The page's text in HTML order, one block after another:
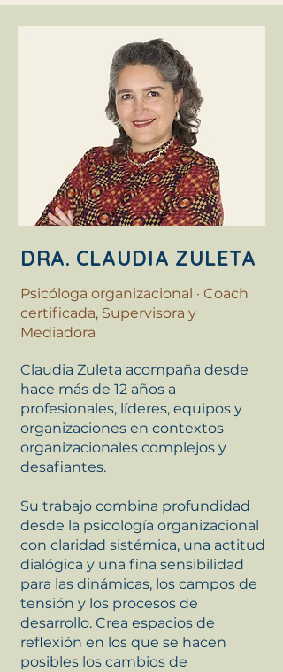
DRA. CLAUDIA ZULETA
Psicóloga organizacional · Coach
certificada, Supervisora y
Mediadora
Claudia Zuleta acompaña desde
hace más de 12 años a
profesionales, líderes, equipos y
organizaciones en contextos
organizacionales complejos y
desafiantes.
Su trabajo combina profundidad
desde la psicología organizacional
con claridad sistémica, una actitud
dialógica y una fina sensibilidad
para las dinámicas, los campos de
tensión y los procesos de
desarrollo. Crea espacios de
reflexión en los que se hacen
posibles los cambios de